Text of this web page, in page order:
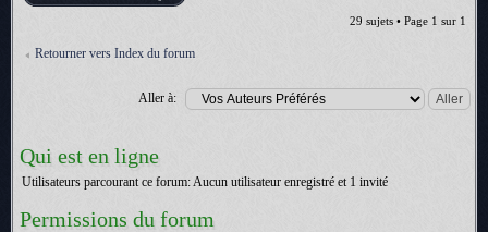
29 sujets • Page 1 sur 1
Retourner vers Index du forum
Aller à:
Qui est en ligne
Utilisateurs parcourant ce forum: Aucun utilisateur enregistré et 1 invité
Permissions du forum